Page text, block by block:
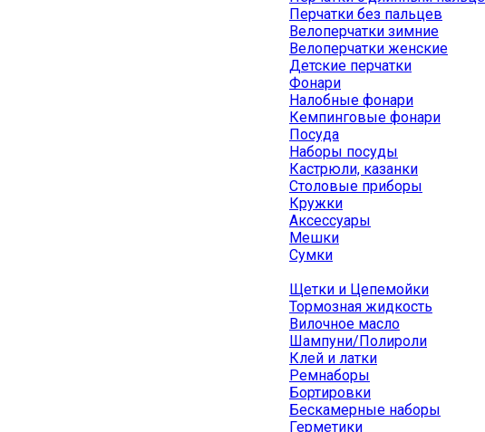
Перчатки без пальцев
Велоперчатки зимние
Велоперчатки женские
Детские перчатки
Фонари
Налобные фонари
Кемпинговые фонари
Посуда
Наборы посуды
Кастрюли, казанки
Столовые приборы
Кружки
Аксессуары
Мешки
Сумки
Щетки и Цепемойки
Тормозная жидкость
Вилочное масло
Шампуни/Полироли
Клей и латки
Ремнаборы
Бортировки
Бескамерные наборы
Герметики